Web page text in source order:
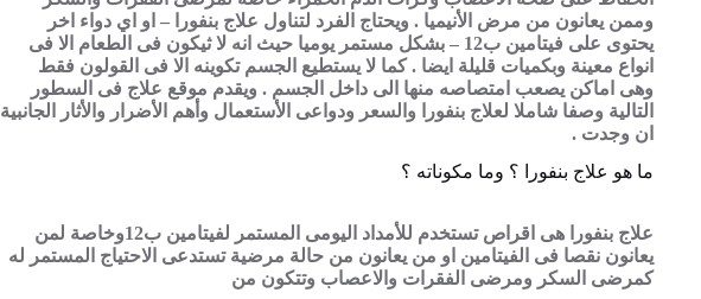
وممن يعانون من مرض الأنيميا . ويحتاج الفرد لتناول علاج بنفورا – او اي دواء اخر
يحتوى على فيتامين ب12 – بشكل مستمر يوميا حيث انه لا ثيكون فى الطعام الا فى
انواع معينة وبكميات قليلة ايضا . كما لا يستطيع الجسم تكوينه الا فى القولون فقط
وهى اماكن يصعب امتصاصه منها الى داخل الجسم . ويقدم موقع علاج فى السطور
التالية وصفا شاملا لعلاج بنفورا والسعر ودواعى الأستعمال وأهم الأضرار والأثار الجانبية
ان وجدت .
ما هو علاج بنفورا ؟ وما مكوناته ؟
علاج بنفورا هى اقراص تستخدم للأمداد اليومى المستمر لفيتامين ب12وخاصة لمن
يعانون نقصا فى الفيتامين او من يعانون من حالة مرضية تستدعى الاحتياج المستمر له
كمرضى السكر ومرضى الفقرات والاعصاب وتتكون من